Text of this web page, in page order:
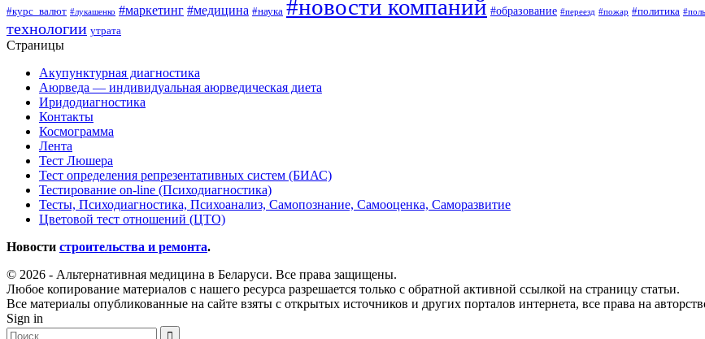
#курс_валют #лукашенко #маркетинг #медицина #наука #новости компаний #образование #переезд #пожар #политика
технологии утрата
Страницы
Акупунктурная диагностика
Аюрведа — индивидуальная аюрведическая диета
Иридодиагностика
Контакты
Космограмма
Лента
Тест Люшера
Тест определения репрезентативных систем (БИАС)
Тестирование on-line (Психодиагностика)
Тесты, Психодиагностика, Психоанализ, Самопознание, Самооценка, Саморазвитие
Цветовой тест отношений (ЦТО)
Новости строительства и ремонта.
© 2026 - Альтернативная медицина в Беларуси. Все права защищены.
Любое копирование материалов с нашего ресурса разрешается только с обратной активной ссылкой на страницу статьи.
Все материалы опубликованные на сайте взяты с открытых источников и других порталов интернета, все права на
Sign in